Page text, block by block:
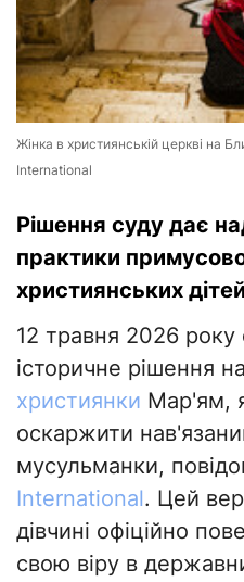
Жінка в християнській церкві на
International
Рішення суду дає
практики
християнських
12 травня 2026 року
історичне рішення
християнки Мар'ям,
оскаржити
мусульманки,
International. Цей
дівчині офіційно
свою віру в